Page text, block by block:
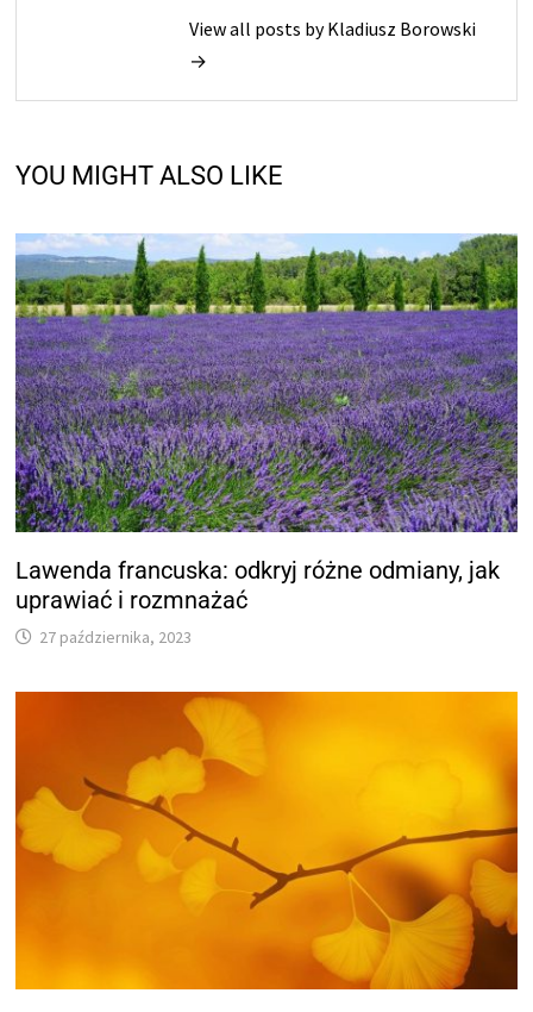
View all posts by Kladiusz Borowski
→
YOU MIGHT ALSO LIKE
Lawenda francuska: odkryj różne odmiany, jak
uprawiać i rozmnażać
27 października, 2023